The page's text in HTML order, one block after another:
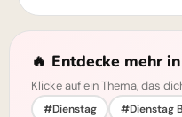
🔥 Entdecke mehr
Klicke auf ein Thema, das
#Dienstag #Dienstag